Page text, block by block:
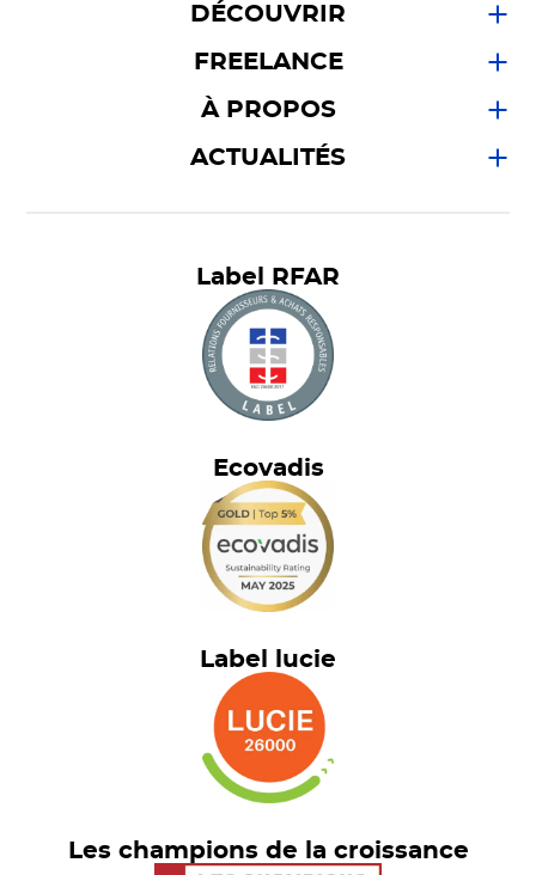
DÉCOUVRIR
FREELANCE
À PROPOS
ACTUALITÉS
Label RFAR
Ecovadis
Label lucie
Les champions de la croissance